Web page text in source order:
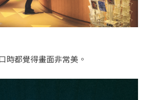
時都覺得畫面非常美。